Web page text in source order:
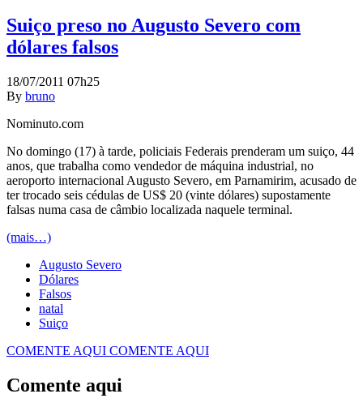
Suiço preso no Augusto Severo com
dólares falsos
18/07/2011 07h25
By bruno
Nominuto.com
No domingo (17) à tarde, policiais Federais prenderam um suiço, 44
anos, que trabalha como vendedor de máquina industrial, no
aeroporto internacional Augusto Severo, em Parnamirim, acusado de
ter trocado seis cédulas de US$ 20 (vinte dólares) supostamente
falsas numa casa de câmbio localizada naquele terminal.
(mais…)
Augusto Severo
Dólares
Falsos
natal
Suiço
COMENTE AQUI COMENTE AQUI
Comente aqui